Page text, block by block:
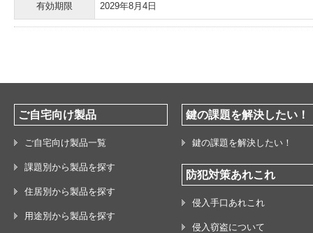
有効期限 2029年8月4日
ご自宅向け製品
ご自宅向け製品一覧
課題別から製品を探す
住居別から製品を探す
用途別から製品を探す
鍵の課題を解決したい！
鍵の課題を解決したい！
防犯対策あれこれ
侵入手口あれこれ
侵入窃盗について